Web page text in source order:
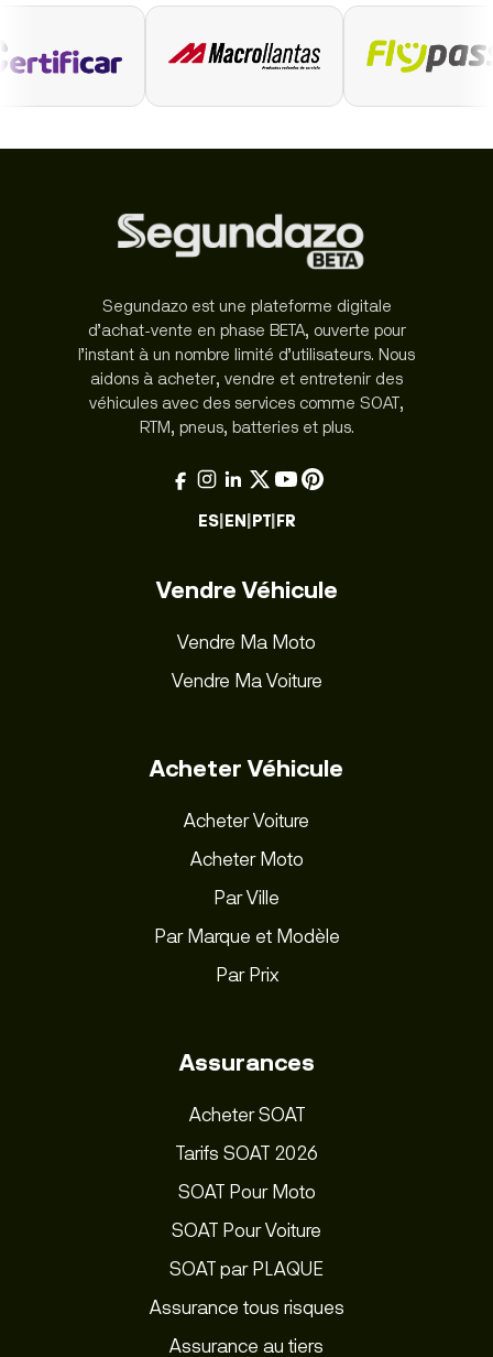
Segundazo est une plateforme digitale
d’achat-vente en phase BETA, ouverte pour
l’instant à un nombre limité d’utilisateurs. Nous
aidons à acheter, vendre et entretenir des
véhicules avec des services comme SOAT,
RTM, pneus, batteries et plus.
ES|EN|PT|FR
Vendre Véhicule
Vendre Ma Moto
Vendre Ma Voiture
Acheter Véhicule
Acheter Voiture
Acheter Moto
Par Ville
Par Marque et Modèle
Par Prix
Assurances
Acheter SOAT
Tarifs SOAT 2026
SOAT Pour Moto
SOAT Pour Voiture
SOAT par PLAQUE
Assurance tous risques
Assurance au tiers